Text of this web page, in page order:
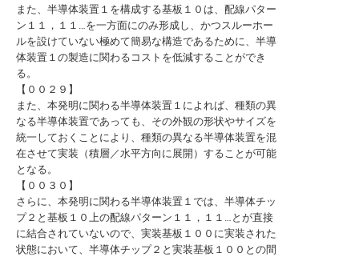
また、半導体装置１を構成する基板１０は、配線パター
ン１１，１１…を一方面にのみ形成し、かつスルーホー
ルを設けていない極めて簡易な構造であるために、半導
体装置１の製造に関わるコストを低減することができ
る。
【００２９】
また、本発明に関わる半導体装置１によれば、種類の異
なる半導体装置であっても、その外観の形状やサイズを
統一しておくことにより、種類の異なる半導体装置を混
在させて実装（積層／水平方向に展開）することが可能
となる。
【００３０】
さらに、本発明に関わる半導体装置１では、半導体チッ
プ２と基板１０上の配線パターン１１，１１…とが直接
に結合されていないので、実装基板１００に実装された
状態において、半導体チップ２と実装基板１００との間